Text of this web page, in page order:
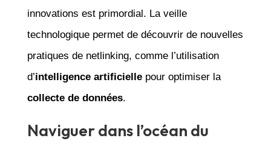
innovations est primordial. La veille
technologique permet de découvrir de nouvelles
pratiques de netlinking, comme l’utilisation
d’intelligence artificiellepour optimiser la
collecte de données.
Naviguer dans l’océan du